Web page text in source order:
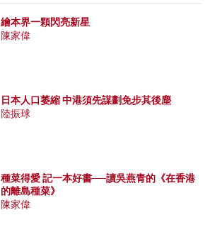
繪本界一顆閃亮新星
陳家偉
日本人口萎縮 中港須先謀劃免步其後塵
陸振球
種菜得愛 記一本好書──讀吳燕青的《在香港
的離島種菜》
陳家偉